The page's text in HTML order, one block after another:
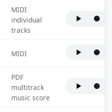
MIDI
individual
tracks
MIDI
PDF
multitrack
music score